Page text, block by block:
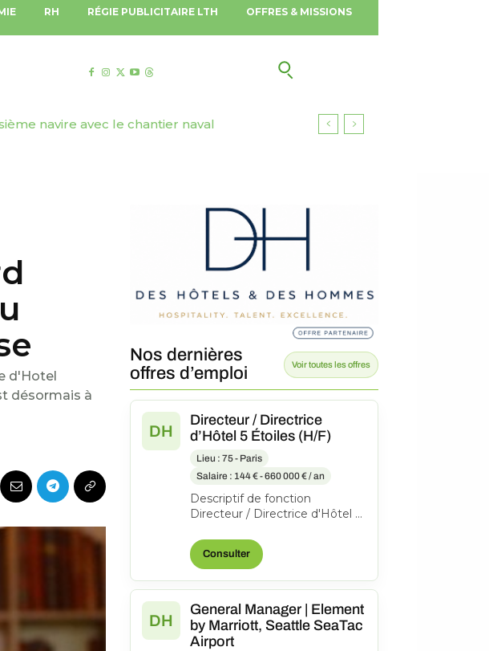
RH RÉGIE PUBLICITAIRE LTH OFFRES & MISSIONS
navire avec le chantier naval
Pradesh
d'Hotel
désormais à
Nos dernières
offres d’emploi
Voir toutes les offres
DH
Directeur / Directrice
d’Hôtel 5 Étoiles (H/F)
Lieu : 75 - Paris
Salaire : 144 € - 660 000 € / an
Descriptif de fonction
Directeur / Directrice d'Hôtel 5
d'Expérience Client
L'entreprise : N...
Consulter
DH
General Manager | Element
by Marriott, Seattle SeaTac
Airport